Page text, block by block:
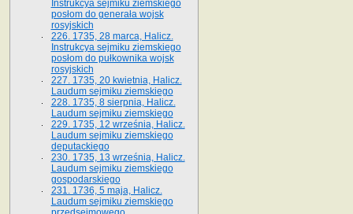
Instrukcya sejmiku ziemskiego
posłom do generała wojsk
rosyjskich
226. 1735, 28 marca, Halicz.
Instrukcya sejmiku ziemskiego
posłom do pułkownika wojsk
rosyjskich
227. 1735, 20 kwietnia, Halicz.
Laudum sejmiku ziemskiego
228. 1735, 8 sierpnia, Halicz.
Laudum sejmiku ziemskiego
229. 1735, 12 września, Halicz.
Laudum sejmiku ziemskiego
deputackiego
230. 1735, 13 września, Halicz.
Laudum sejmiku ziemskiego
gospodarskiego
231. 1736, 5 maja, Halicz.
Laudum sejmiku ziemskiego